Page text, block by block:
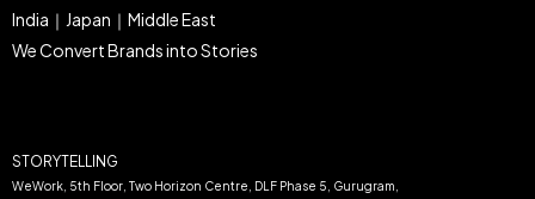
India｜Japan｜Middle East
We Convert Brands into Stories
STORYTELLING
WeWork, 5th Floor, Two Horizon Centre, DLF Phase 5, Gurugram,